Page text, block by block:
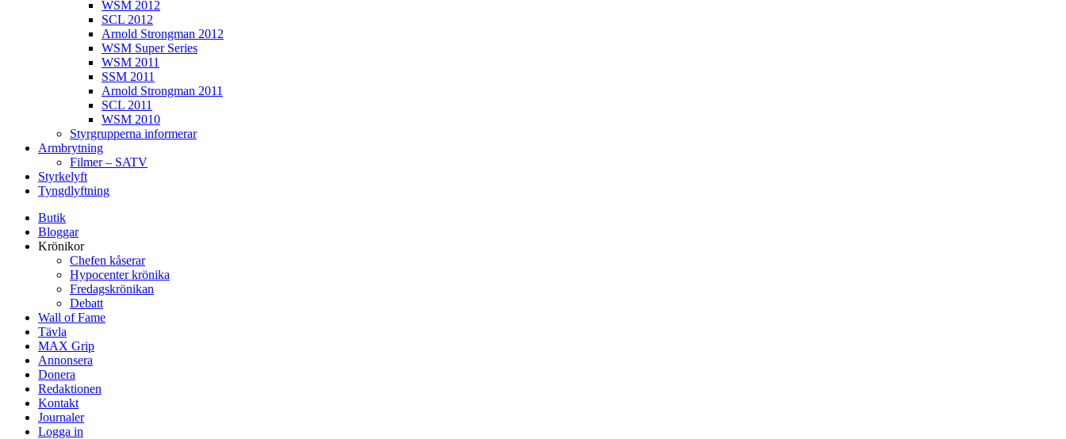
WSM 2012
SCL 2012
Arnold Strongman 2012
WSM Super Series
WSM 2011
SSM 2011
Arnold Strongman 2011
SCL 2011
WSM 2010
Styrgrupperna informerar
Armbrytning
Filmer – SATV
Styrkelyft
Tyngdlyftning
Butik
Bloggar
Krönikor
Chefen kåserar
Hypocenter krönika
Fredagskrönikan
Debatt
Wall of Fame
Tävla
MAX Grip
Annonsera
Donera
Redaktionen
Kontakt
Journaler
Logga in